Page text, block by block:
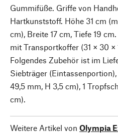
Gummifüße. Griffe von
Hartkunststoff. Höhe 31 cm
cm), Breite 17 cm, Tiefe 19
mit Transportkoffer (31 × 30 ×
Folgendes Zubehör ist im
Siebträger
49,5 mm, H 3,5 cm), 1
cm).
Weitere Artikel von Olympia